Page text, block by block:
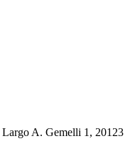
A. Gemelli 1, 20123